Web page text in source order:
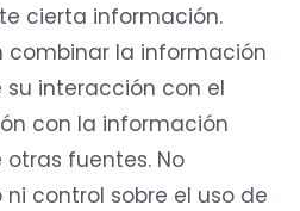
cierta información.
combinar la información
interacción con el
con la información
fuentes. No
control sobre el uso de